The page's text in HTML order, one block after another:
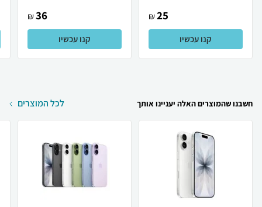
25
₪
קנו עכשיו
36
₪
קנו עכשיו
חשבנו שהמוצרים האלה יעניינו אותך לכל המוצרים